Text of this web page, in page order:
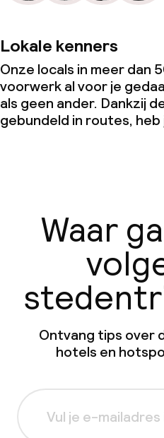
Lokale kenners
Onze locals in meer dan
voorwerk al voor je
als geen ander. Dankzij
gebundeld in routes,
Waar
Ontvang tips over
hotels en